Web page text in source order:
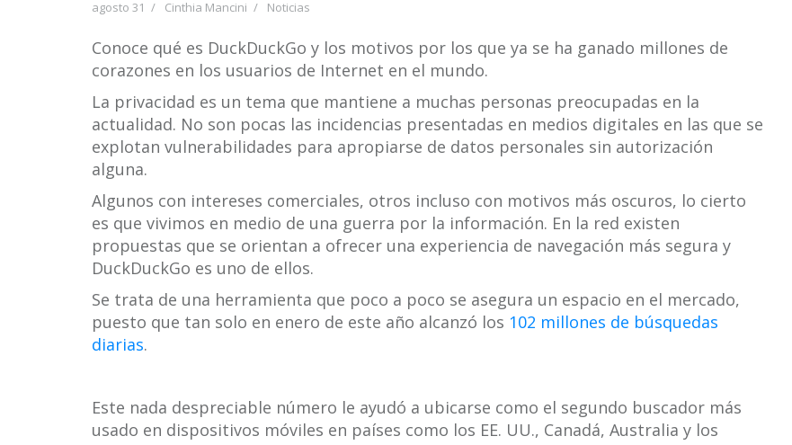
agosto 31 Cinthia Mancini Noticias
Conoce qué es DuckDuckGo y los motivos por los que ya se ha ganado millones de
corazones en los usuarios de Internet en el mundo.
La privacidad es un tema que mantiene a muchas personas preocupadas en la
actualidad. No son pocas las incidencias presentadas en medios digitales en las que se
explotan vulnerabilidades para apropiarse de datos personales sin autorización
alguna.
Algunos con intereses comerciales, otros incluso con motivos más oscuros, lo cierto
es que vivimos en medio de una guerra por la información. En la red existen
propuestas que se orientan a ofrecer una experiencia de navegación más segura y
DuckDuckGo es uno de ellos.
Se trata de una herramienta que poco a poco se asegura un espacio en el mercado,
puesto que tan solo en enero de este año alcanzó los 102 millones de búsquedas
diarias.
Este nada despreciable número le ayudó a ubicarse como el segundo buscador más
usado en dispositivos móviles en países como los EE. UU., Canadá, Australia y los